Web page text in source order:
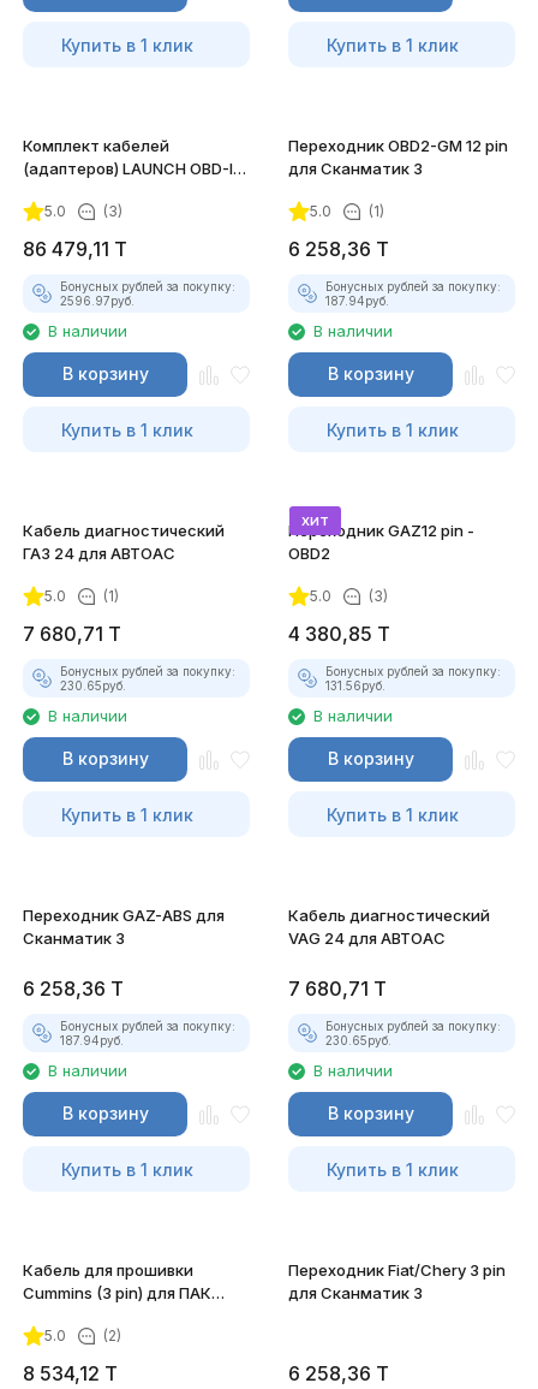
Купить в 1 клик Купить в 1 клик
Комплект кабелей
(адаптеров) LAUNCH OBD-I
12 шт
5.0 (3)
86 479,11 T
Бонусных рублей за покупку:
2596.97руб.
В наличии
В корзину
Купить в 1 клик
Переходник OBD2-GM 12 pin
для Сканматик 3
5.0 (1)
6 258,36 T
Бонусных рублей за покупку:
187.94руб.
В наличии
В корзину
Купить в 1 клик
Кабель диагностический
ГАЗ 24 для АВТОАС
5.0 (1)
7 680,71 T
Бонусных рублей за покупку:
230.65руб.
В наличии
В корзину
Купить в 1 клик
хит
Переходник GAZ12 pin -
OBD2
5.0 (3)
4 380,85 T
Бонусных рублей за покупку:
131.56руб.
В наличии
В корзину
Купить в 1 клик
Переходник GAZ-ABS для
Сканматик 3
6 258,36 T
Бонусных рублей за покупку:
187.94руб.
В наличии
В корзину
Купить в 1 клик
Кабель диагностический
VAG 24 для АВТОАС
7 680,71 T
Бонусных рублей за покупку:
230.65руб.
В наличии
В корзину
Купить в 1 клик
Кабель для прошивки
Cummins (3 pin) для ПАК
5.0 (2)
8 534,12 T
Переходник Fiat/Chery 3 pin
для Сканматик 3
6 258,36 T